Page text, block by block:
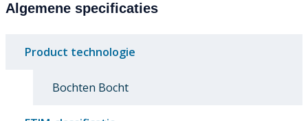
Algemene specificaties
Product technologie
Bochten Bocht